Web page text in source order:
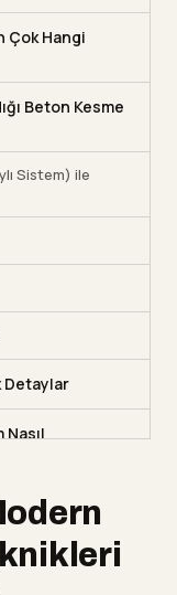
Çok Hangi
Beton Kesme
Sistem) ile
Detaylar
Nasıl
Nasıl